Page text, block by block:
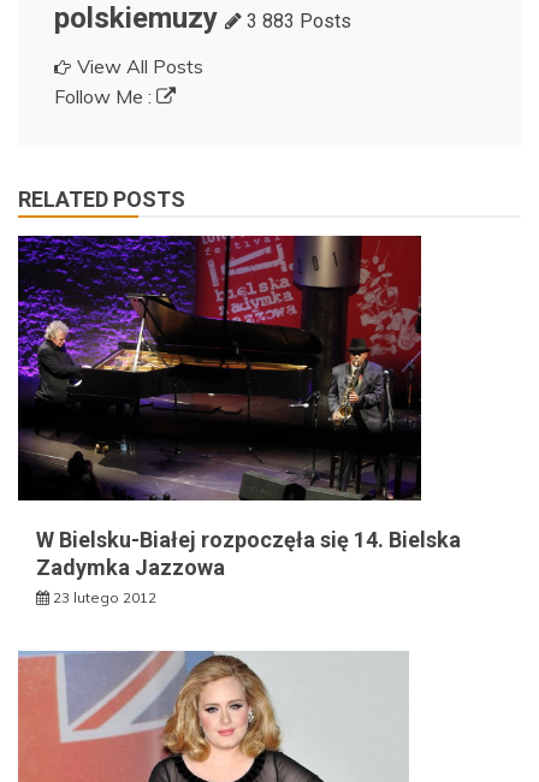
polskiemuzy 3 883 Posts
View All Posts
Follow Me :
RELATED POSTS
W Bielsku-Białej rozpoczęła się 14. Bielska
Zadymka Jazzowa
23 lutego 2012